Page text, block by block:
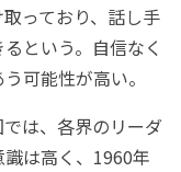
っており、話し手
という。自信なく
可能性が高い。
は、各界のリーダ
は高く、1960年